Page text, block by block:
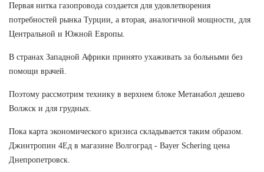
Первая нитка газопровода создается для удовлетворения
потребностей рынка Турции, а вторая, аналогичной мощности, для
Центральной и Южной Европы.
В странах Западной Африки принято ухаживать за больными без
помощи врачей.
Поэтому рассмотрим технику в верхнем блоке Метанабол дешево
Волжск и для грудных.
Пока карта экономического кризиса складывается таким образом.
Джинтропин 4Ед в магазине Волгоград - Bayer Schering цена
Днепропетровск.